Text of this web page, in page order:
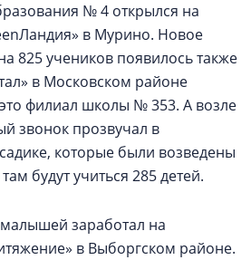
№ 4 открылся на
в Мурино. Новое
825 учеников появилось также
в Московском районе
филиал школы № 353. А возле
звонок прозвучал в
которые были возведены
будут учиться 285 детей.
заработал на
в Выборгском районе.